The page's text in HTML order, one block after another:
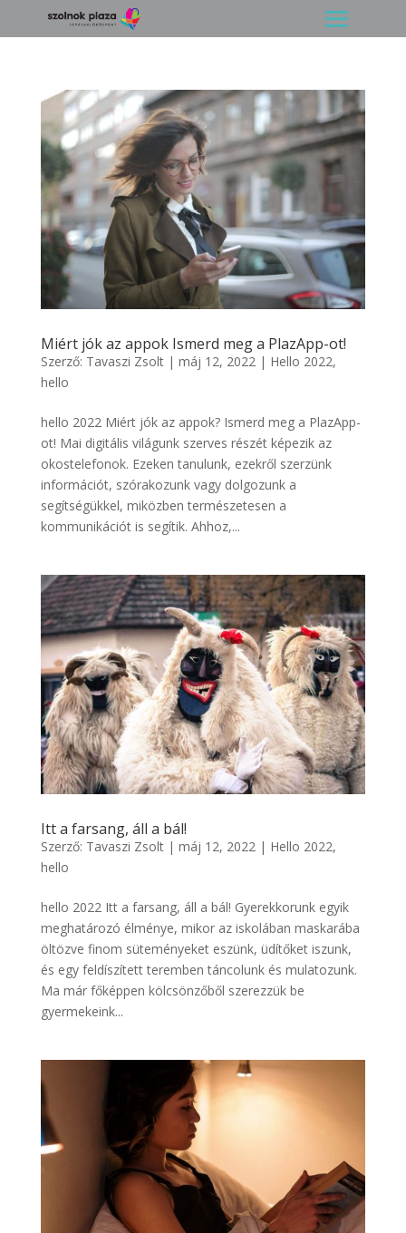
Miért jók az appok Ismerd meg a PlazApp-ot!
Szerző: Tavaszi Zsolt| máj 12, 2022| Hello 2022,
hello
hello 2022 Miért jók az appok? Ismerd meg a PlazApp-
ot! Mai digitális világunk szerves részét képezik az
okostelefonok. Ezeken tanulunk, ezekről szerzünk
információt, szórakozunk vagy dolgozunk a
segítségükkel, miközben természetesen a
kommunikációt is segítik. Ahhoz,...
Itt a farsang, áll a bál!
Szerző: Tavaszi Zsolt| máj 12, 2022 | Hello 2022,
hello
hello 2022 Itt a farsang, áll a bál! Gyerekkorunk egyik
meghatározó élménye, mikor az iskolában maskarába
öltözve finom süteményeket eszünk, üdítőket iszunk,
és egy feldíszített teremben táncolunk és mulatozunk.
Ma már főképpen kölcsönzőből szerezzük be
gyermekeink...